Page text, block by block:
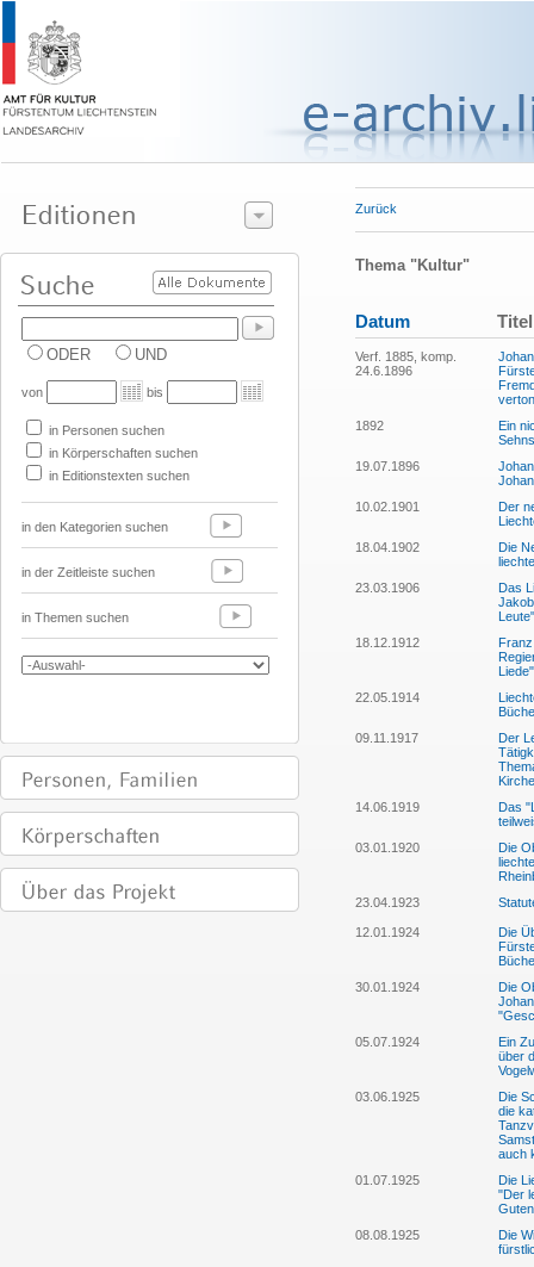
ODER UND
von bis
in Personen suchen
in Körperschaften suchen
in Editionstexten suchen
in den Kategorien suchen
in der Zeitleiste suchen
in Themen suchen
Zurück
Thema "Kultur"
Datum Titel
Verf. 1885, komp.
24.6.1896
1892
Ein
19.07.1896
10.02.1901
Der
18.04.1902
Die
23.03.1906
Das
18.12.1912
Liede"
22.05.1914
09.11.1917
Der
14.06.1919
Das
03.01.1920
Die
23.04.1923
12.01.1924
Die
30.01.1924
Die
05.07.1924
Ein
über
03.06.1925
Die
die
auch
01.07.1925
Die
"Der
08.08.1925
Die